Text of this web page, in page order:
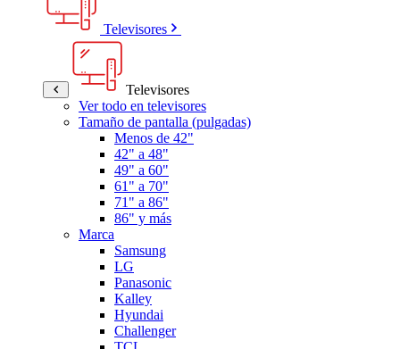
Televisores
Televisores
Ver todo en televisores
Tamaño de pantalla (pulgadas)
Menos de 42"
42" a 48"
49" a 60"
61" a 70"
71" a 86"
86" y más
Marca
Samsung
LG
Panasonic
Kalley
Hyundai
Challenger